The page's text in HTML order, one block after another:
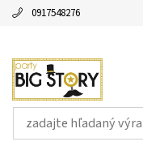
0917548276